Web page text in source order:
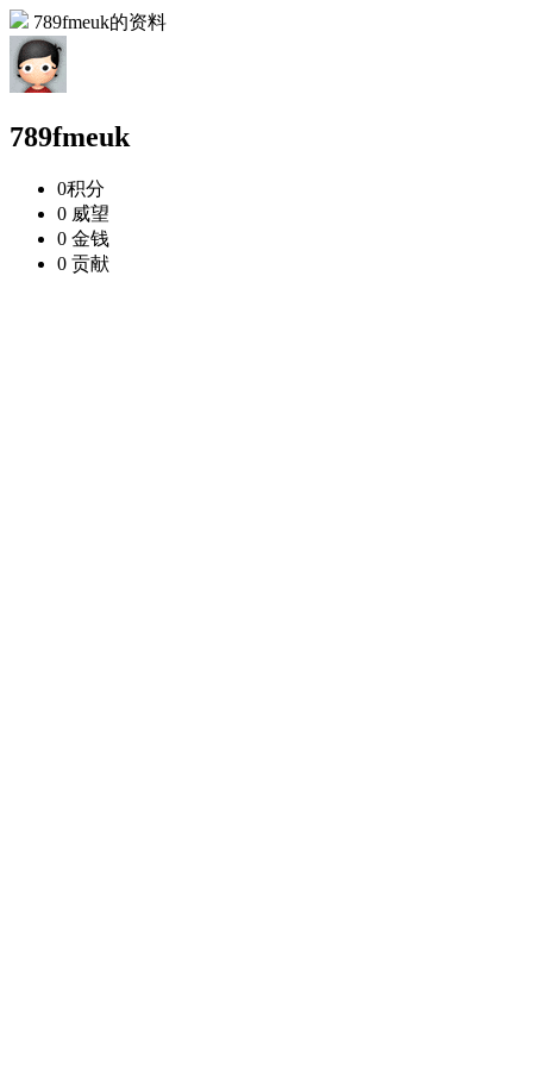
789fmeuk的资料
789fmeuk
0积分
0 威望
0 金钱
0 贡献